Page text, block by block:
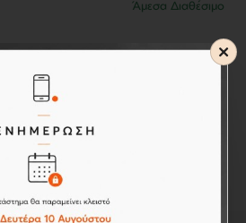
Άμεσα Διαθέσιμο
στο τέλος της λίστας.